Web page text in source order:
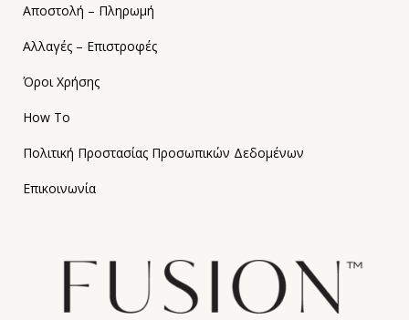
Αποστολή – Πληρωμή
Αλλαγές – Επιστροφές
Όροι Χρήσης
How To
Πολιτική Προστασίας Προσωπικών Δεδομένων
Επικοινωνία